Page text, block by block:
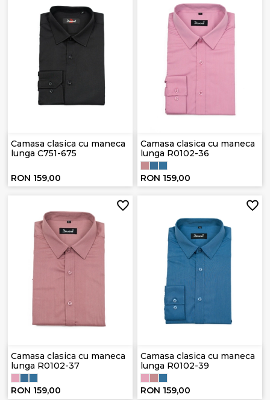
Camasa clasica cu maneca
lunga C751-675
RON 159,00
Camasa clasica cu maneca
lunga R0102-36
RON 159,00
Camasa clasica cu maneca
lunga R0102-37
RON 159,00
Camasa clasica cu maneca
lunga R0102-39
RON 159,00